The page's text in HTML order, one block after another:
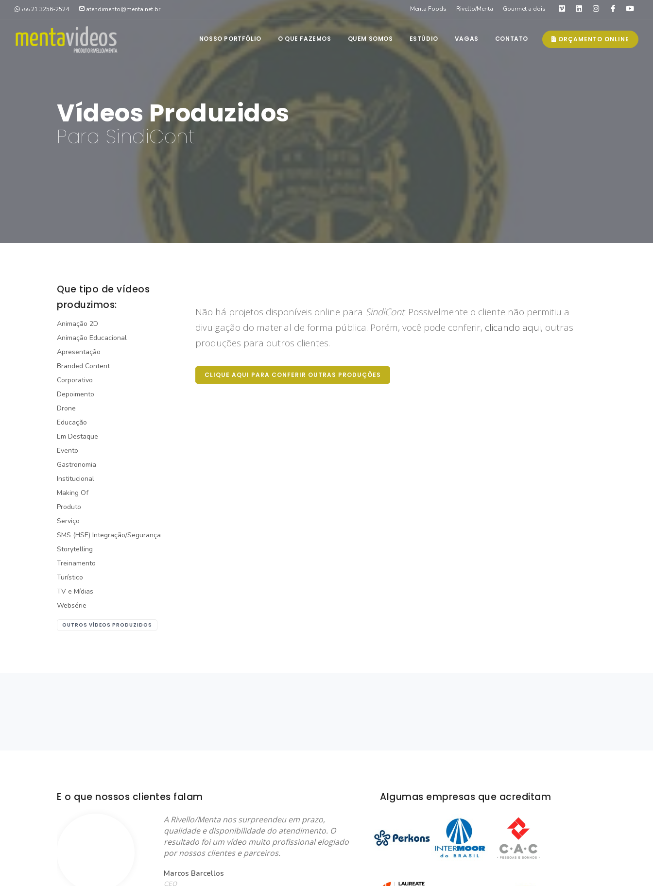
+55 21 3256-2524 atendimento@menta.net.br Menta Foods Rivello/Menta Gourmet a dois
ORÇAMENTO ONLINE
NOSSO PORTFÓLIO O QUE FAZEMOS QUEM SOMOS ESTÚDIO VAGAS CONTATO
Vídeos Produzidos
Para SindiCont
Que tipo de vídeos
produzimos:
Animação 2D
Animação Educacional
Apresentação
Branded Content
Corporativo
Depoimento
Drone
Educação
Em Destaque
Evento
Gastronomia
Institucional
Making Of
Produto
Serviço
SMS (HSE) Integração/Segurança
Storytelling
Treinamento
Turístico
TV e Mídias
Websérie
OUTROS VÍDEOS PRODUZIDOS
Não há projetos disponíveis online para SindiCont. Possivelmente o cliente não permitiu a
divulgação do material de forma pública. Porém, você pode conferir, clicando aqui, outras
produções para outros clientes.
CLIQUE AQUI PARA CONFERIR OUTRAS PRODUÇÕES
E o que nossos clientes falam
A Rivello/Menta nos surpreendeu em prazo,
qualidade e disponibilidade do atendimento. O
resultado foi um vídeo muito profissional elogiado
por nossos clientes e parceiros.
Marcos Barcellos
CEO
A equipe da Rivello/Menta, do financeiro à
foi extremamente solícita durante todo o
resultado final reflete o ótimo trabalho e
detalhes. Super indico!
Algumas empresas que acreditam